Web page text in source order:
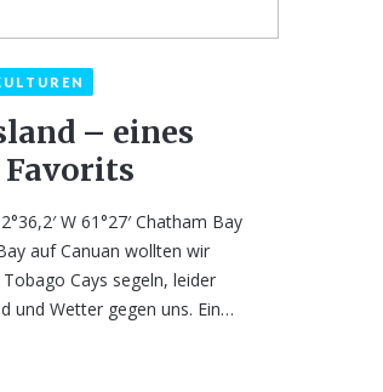
2020
– eines
W 61°27′ Chatham Bay
auf Canuan wollten wir
Cays segeln, leider
und Wetter gegen uns. Ein…